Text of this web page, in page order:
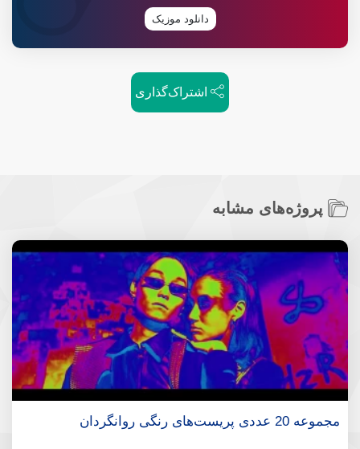
دانلود موزیک
اشتراک‌گذاری
پروژه‌های مشابه
مجموعه 20 عددی پریست‌های رنگی روانگردان